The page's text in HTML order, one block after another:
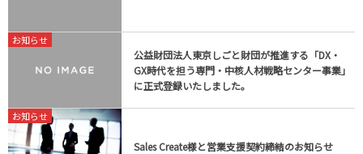
お知らせ
公益財団法人東京しごと財団が推進する「DX・
GX時代を担う専門・中核人材戦略センター事業」
に正式登録いたしました。
お知らせ
Sales Create様と営業支援契約締結のお知らせ